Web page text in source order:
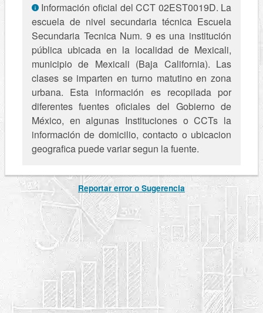
Información oficial del CCT 02EST0019D. La
escuela de nivel secundaria técnica Escuela
Secundaria Tecnica Num. 9 es una institución
pública ubicada en la localidad de Mexicali,
municipio de Mexicali (Baja California). Las
clases se imparten en turno matutino en zona
urbana. Esta información es recopilada por
diferentes fuentes oficiales del Gobierno de
México, en algunas Instituciones o CCTs la
información de domicilio, contacto o ubicacion
geografica puede variar segun la fuente.
Reportar error o Sugerencia